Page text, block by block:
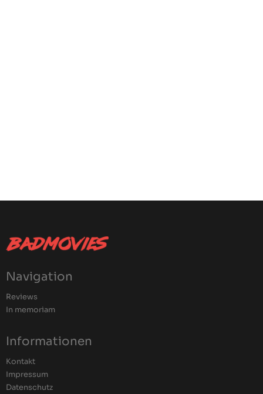
Navigation
Reviews
In memoriam
Informationen
Kontakt
Impressum
Datenschutz